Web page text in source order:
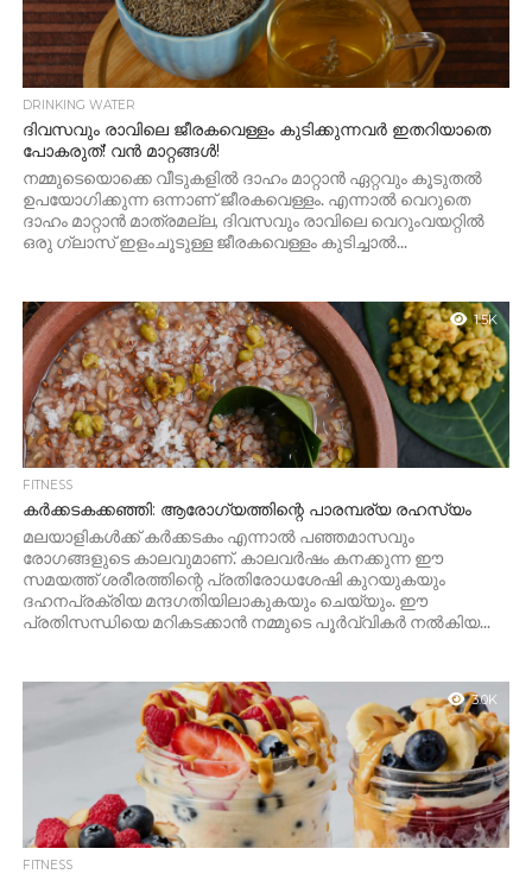
DRINKING WATER
ദിവസവും രാവിലെ ജീരകവെള്ളം കുടിക്കുന്നവർ ഇതറിയാതെ
പോകരുത്! വൻ മാറ്റങ്ങൾ!
നമ്മുടെയൊക്കെ വീടുകളിൽ ദാഹം മാറ്റാൻ ഏറ്റവും കൂടുതൽ
ഉപയോഗിക്കുന്ന ഒന്നാണ് ജീരകവെള്ളം. എന്നാൽ വെറുതെ
ദാഹം മാറ്റാൻ മാത്രമല്ല, ദിവസവും രാവിലെ വെറുംവയറ്റിൽ
ഒരു ഗ്ലാസ് ഇളംചൂടുള്ള ജീരകവെള്ളം കുടിച്ചാൽ...
1.5K
FITNESS
കർക്കടകക്കഞ്ഞി: ആരോഗ്യത്തിന്റെ പാരമ്പര്യ രഹസ്യം
മലയാളികൾക്ക് കർക്കടകം എന്നാൽ പഞ്ഞമാസവും
രോഗങ്ങളുടെ കാലവുമാണ്. കാലവർഷം കനക്കുന്ന ഈ
സമയത്ത് ശരീരത്തിന്റെ പ്രതിരോധശേഷി കുറയുകയും
ദഹനപ്രക്രിയ മന്ദഗതിയിലാകുകയും ചെയ്യും. ഈ
പ്രതിസന്ധിയെ മറികടക്കാൻ നമ്മുടെ പൂർവ്വികർ നൽകിയ...
3.0K
FITNESS